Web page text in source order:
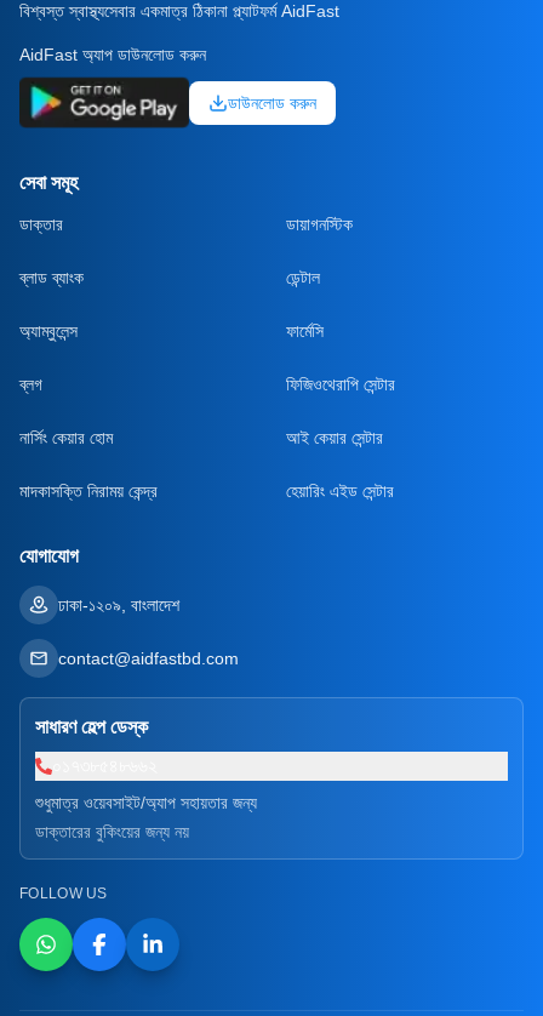
বিশ্বস্ত স্বাস্থ্যসেবার একমাত্র ঠিকানা প্ল্যাটফর্ম AidFast
AidFast অ্যাপ ডাউনলোড করুন
ডাউনলোড করুন
সেবা সমূহ
ডাক্তার ডায়াগনস্টিক
ব্লাড ব্যাংক ডেন্টাল
অ্যাম্বুলেন্স ফার্মেসি
ব্লগ ফিজিওথেরাপি সেন্টার
নার্সিং কেয়ার হোম আই কেয়ার সেন্টার
মাদকাসক্তি নিরাময় কেন্দ্র হেয়ারিং এইড সেন্টার
যোগাযোগ
ঢাকা-১২০৯, বাংলাদেশ
contact@aidfastbd.com
সাধারণ হেল্প ডেস্ক
শুধুমাত্র ওয়েবসাইট/অ্যাপ সহায়তার জন্য
ডাক্তারের বুকিংয়ের জন্য নয়
FOLLOW US